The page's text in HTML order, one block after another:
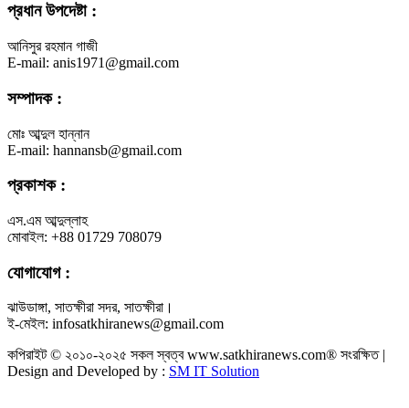
প্রধান উপদেষ্টা :
আনিসুর রহমান গাজী
E-mail: anis1971@gmail.com
সম্পাদক :
মোঃ আব্দুল হান্নান
E-mail: hannansb@gmail.com
প্রকাশক :
এস.এম আব্দুল্লাহ
মোবাইল: +88 01729 708079
যোগাযোগ :
ঝাউডাঙ্গা, সাতক্ষীরা সদর, সাতক্ষীরা।
ই-মেইল: infosatkhiranews@gmail.com
কপিরাইট © ২০১০-২০২৫ সকল স্বত্ব www.satkhiranews.com® সংরক্ষিত |
Design and Developed by : SM IT Solution